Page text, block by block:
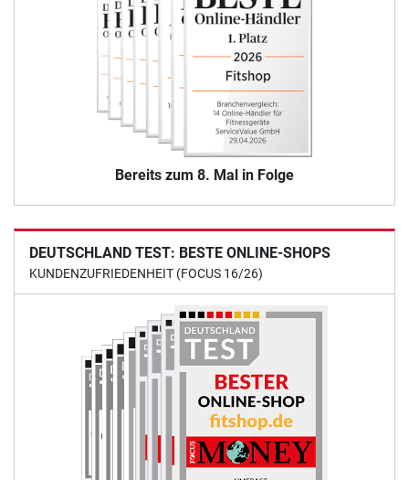
Bereits zum 8. Mal in Folge
DEUTSCHLAND TEST: BESTE ONLINE-SHOPS
KUNDENZUFRIEDENHEIT (FOCUS 16/26)